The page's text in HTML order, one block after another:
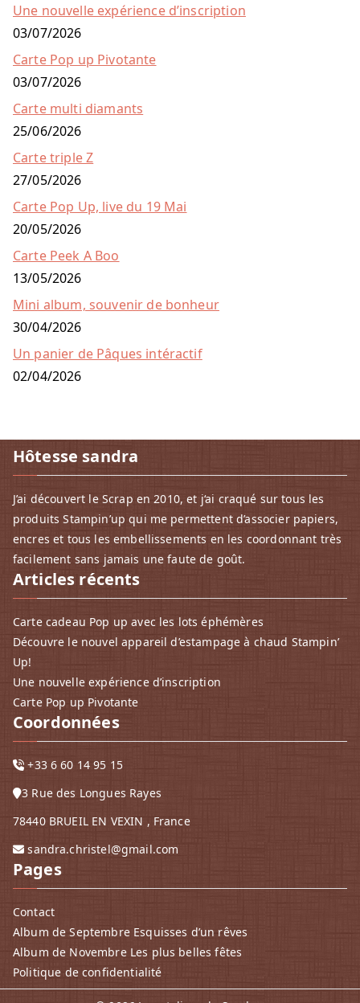
Une nouvelle expérience d’inscription
03/07/2026
Carte Pop up Pivotante
03/07/2026
Carte multi diamants
25/06/2026
Carte triple Z
27/05/2026
Carte Pop Up, live du 19 Mai
20/05/2026
Carte Peek A Boo
13/05/2026
Mini album, souvenir de bonheur
30/04/2026
Un panier de Pâques intéractif
02/04/2026
Hôtesse sandra
J’ai découvert le Scrap en 2010, et j‘ai craqué sur tous les
produits Stampin’up qui me permettent d’associer papiers,
encres et tous les embellissements en les coordonnant très
facilement sans jamais une faute de goût.
Articles récents
Carte cadeau Pop up avec les lots éphémères
Découvre le nouvel appareil d’estampage à chaud Stampin’
Up!
Une nouvelle expérience d’inscription
Carte Pop up Pivotante
Coordonnées
+33 6 60 14 95 15
3 Rue des Longues Rayes
78440 BRUEIL EN VEXIN , France
sandra.christel@gmail.com
Pages
Contact
Album de Septembre Esquisses d’un rêves
Album de Novembre Les plus belles fêtes
Politique de confidentialité